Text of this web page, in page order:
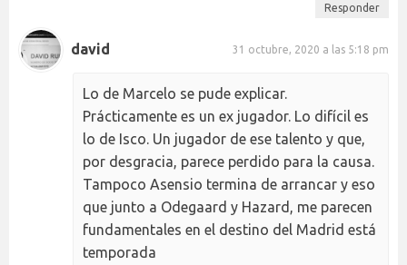
Responder
david 31 octubre, 2020 a las 5:18 pm
Lo de Marcelo se pude explicar.
Prácticamente es un ex jugador. Lo difícil es
lo de Isco. Un jugador de ese talento y que,
por desgracia, parece perdido para la causa.
Tampoco Asensio termina de arrancar y eso
que junto a Odegaard y Hazard, me parecen
fundamentales en el destino del Madrid está
temporada